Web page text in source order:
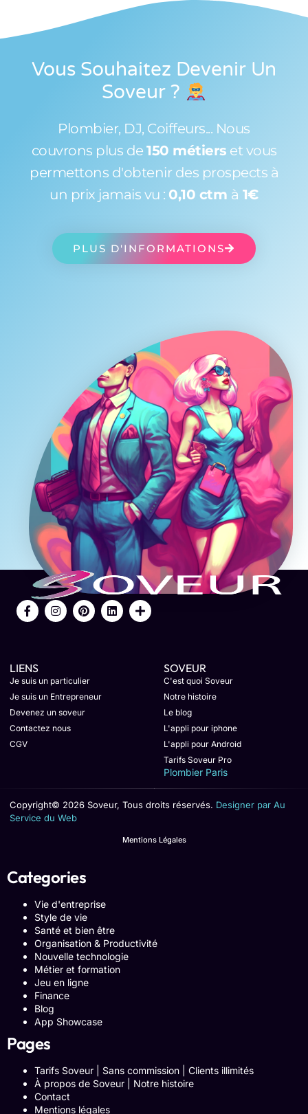
Vous Souhaitez Devenir Un
Soveur ?
Plombier, DJ, Coiffeurs... Nous
couvrons plus de 150 métiers et vous
permettons d'obtenir des prospects à
un prix jamais vu : 0,10 ctm à 1€
PLUS D'INFORMATIONS
LIENS
Je suis un particulier
Je suis un Entrepreneur
Devenez un soveur
Contactez nous
CGV
SOVEUR
C'est quoi Soveur
Notre histoire
Le blog
L'appli pour iphone
L'appli pour Android
Tarifs Soveur Pro
Plombier Paris
Copyright© 2026 Soveur, Tous droits réservés. Designer par Au
Service du Web
Mentions Légales
Categories
Vie d'entreprise
Style de vie
Santé et bien être
Organisation & Productivité
Nouvelle technologie
Métier et formation
Jeu en ligne
Finance
Blog
App Showcase
Pages
Tarifs Soveur | Sans commission | Clients illimités
À propos de Soveur | Notre histoire
Contact
Mentions légales